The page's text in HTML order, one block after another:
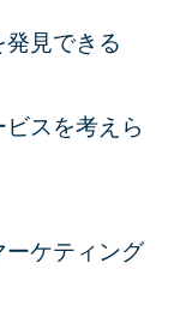
見できる
スを考えら
ーケティング